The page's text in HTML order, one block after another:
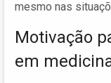
mesmo nas
Motivação
em